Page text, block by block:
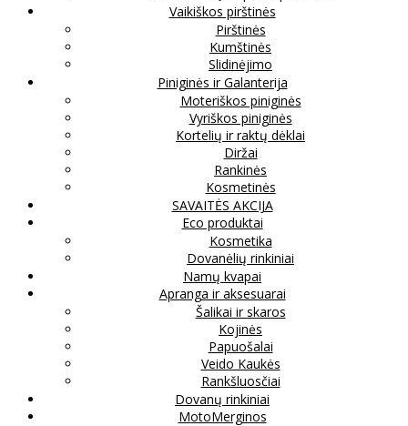
Vaikiškos pirštinės
Pirštinės
Kumštinės
Slidinėjimo
Piniginės ir Galanterija
Moteriškos piniginės
Vyriškos piniginės
Kortelių ir raktų dėklai
Diržai
Rankinės
Kosmetinės
SAVAITĖS AKCIJA
Eco produktai
Kosmetika
Dovanėlių rinkiniai
Namų kvapai
Apranga ir aksesuarai
Šalikai ir skaros
Kojinės
Papuošalai
Veido Kaukės
Rankšluosčiai
Dovanų rinkiniai
MotoMerginos